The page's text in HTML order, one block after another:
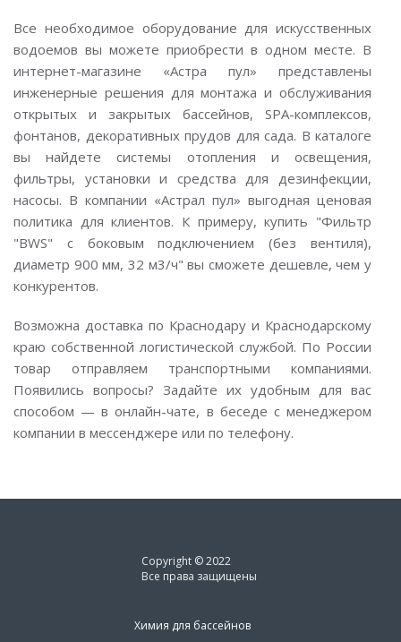
Все необходимое оборудование для искусственных
водоемов вы можете приобрести в одном месте. В
интернет-магазине «Астра пул» представлены
инженерные решения для монтажа и обслуживания
открытых и закрытых бассейнов, SPA-комплексов,
фонтанов, декоративных прудов для сада. В каталоге
вы найдете системы отопления и освещения,
фильтры, установки и средства для дезинфекции,
насосы. В компании «Астрал пул» выгодная ценовая
политика для клиентов. К примеру, купить "Фильтр
"BWS" с боковым подключением (без вентиля),
диаметр 900 мм, 32 м3/ч" вы сможете дешевле, чем у
конкурентов.
Возможна доставка по Краснодару и Краснодарскому
краю собственной логистической службой. По России
товар отправляем транспортными компаниями.
Появились вопросы? Задайте их удобным для вас
способом — в онлайн-чате, в беседе с менеджером
компании в мессенджере или по телефону.
Copyright © 2022
Все права защищены
Химия для бассейнов